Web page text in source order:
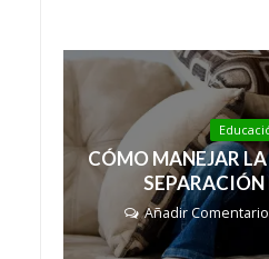
CÓMO MANEJAR
SEPARACIÓN
Añadir Comentario